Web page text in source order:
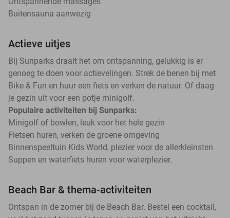
Buitensauna aanwezig
Actieve uitjes
Bij Sunparks draait het om ontspanning, gelukkig is er
genoeg te doen voor actievelingen. Strek de benen bij met
Bike & Fun en huur een fiets en verken de natuur. Of daag
je gezin uit voor een potje minigolf.
Populaire activiteiten bij Sunparks:
Minigolf of bowlen, leuk voor het hele gezin
Fietsen huren, verken de groene omgeving
Binnenspeeltuin Kids World, plezier voor de allerkleinsten
Suppen en waterfiets huren voor waterplezier.
Beach Bar & thema-activiteiten
Ontspan in de zomer bij de Beach Bar. Bestel een cocktail,